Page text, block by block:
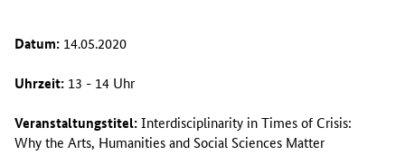
Datum: 14.05.2020
Uhrzeit: 13 - 14 Uhr
Veranstaltungstitel:Interdisciplinarity in Times of Crisis:
Why the Arts, Humanities and Social Sciences Matter